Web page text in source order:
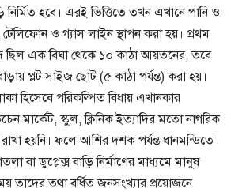
হবে। এরই ভিত্তিতে তখন এখানে পানি ও
টেলিফোন ও গ্যাস লাইন স্থাপন করা হয়। প্রথম
ছিল এক বিঘা থেকে ১০ কাঠা আয়তনের, তবে
প্লট সাইজ ছোট (৫ কাঠা পর্যন্ত) করা হয়।
হিসেবে পরিকল্পিত বিধায় এখানকার
মার্কেট, স্কুল, ক্লিনিক ইত্যাদির মতো নাগরিক
হয়নি। ফলে আশির দশক পর্যন্ত ধানমন্ডিতে
বা ডুপ্লেক্স বাড়ি নির্মাণের মাধ্যমে মানুষ
তথা বর্ধিত জনসংখ্যার প্রয়োজনে